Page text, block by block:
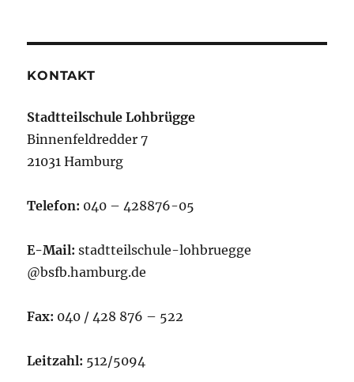
KONTAKT
Stadtteilschule Lohbrügge
Binnenfeldredder 7
21031 Hamburg
Telefon: 040 – 428876-05
E-Mail: stadtteilschule-lohbruegge
@bsfb.hamburg.de
Fax: 040 / 428 876 – 522
Leitzahl: 512/5094